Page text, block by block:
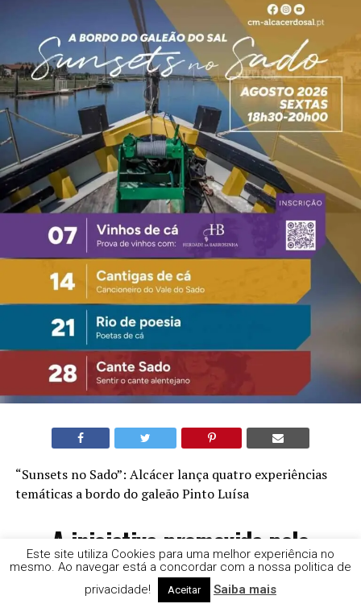
“Sunsets no Sado”: Alcácer lança quatro experiências
temáticas a bordo do galeão Pinto Luísa
A iniciativa promovida pelo
Município de Alcácer do Sal
decorre durante o mês de
Este site utiliza Cookies para uma melhor experiência no
mesmo. Ao navegar está a concordar com a nossa politica de
privacidade!
Aceitar Saiba mais